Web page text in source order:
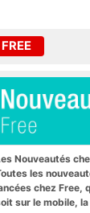
Nouveautés
les
chez Free,
sur le mobile, la